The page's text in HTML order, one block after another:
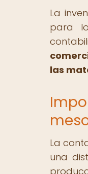
La
para
las
La
una